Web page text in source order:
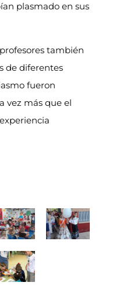
plasmado en sus
también
de diferentes
fueron
vez más que el